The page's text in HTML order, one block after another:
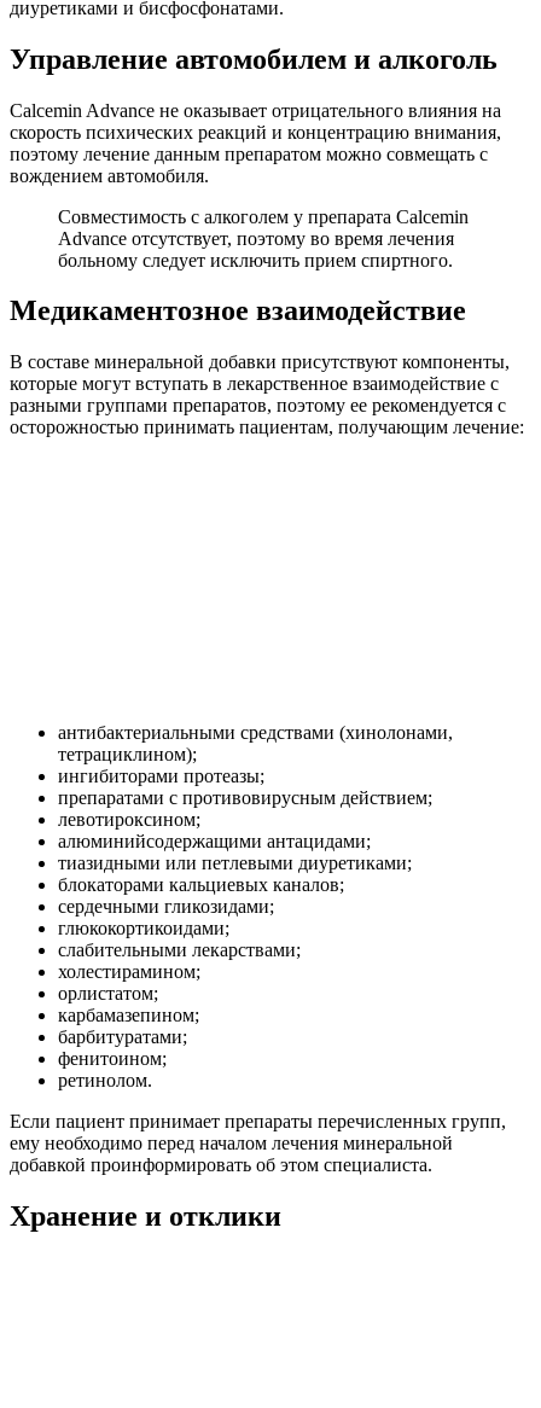
диуретиками и бисфосфонатами.
Управление автомобилем и алкоголь
Calcemin Advance не оказывает отрицательного влияния на
скорость психических реакций и концентрацию внимания,
поэтому лечение данным препаратом можно совмещать с
вождением автомобиля.
Совместимость с алкоголем у препарата Calcemin
Advance отсутствует, поэтому во время лечения
больному следует исключить прием спиртного.
Медикаментозное взаимодействие
В составе минеральной добавки присутствуют компоненты,
которые могут вступать в лекарственное взаимодействие с
разными группами препаратов, поэтому ее рекомендуется с
осторожностью принимать пациентам, получающим лечение:
антибактериальными средствами (хинолонами,
тетрациклином);
ингибиторами протеазы;
препаратами с противовирусным действием;
левотироксином;
алюминийсодержащими антацидами;
тиазидными или петлевыми диуретиками;
блокаторами кальциевых каналов;
сердечными гликозидами;
глюкокортикоидами;
слабительными лекарствами;
холестирамином;
орлистатом;
карбамазепином;
барбитуратами;
фенитоином;
ретинолом.
Если пациент принимает препараты перечисленных групп,
ему необходимо перед началом лечения минеральной
добавкой проинформировать об этом специалиста.
Хранение и отклики